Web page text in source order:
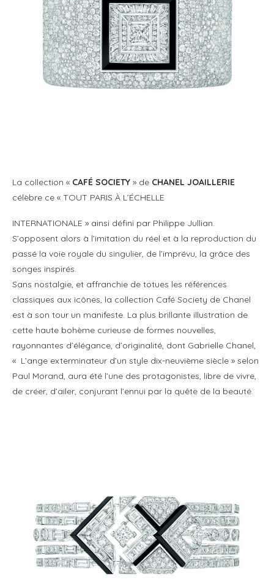
La collection « CAFÉ SOCIETY » de CHANEL JOAILLERIE
célèbre ce « TOUT PARIS À L’ÉCHELLE
INTERNATIONALE » ainsi défini par Philippe Jullian.
S’opposent alors à l’imitation du réel et à la reproduction du
passé la voie royale du singulier, de l’imprévu, la grâce des
songes inspirés.
Sans nostalgie, et affranchie de totues les références
classiques aux icônes, la collection Café Society de Chanel
est à son tour un manifeste. La plus brillante illustration de
cette haute bohème curieuse de formes nouvelles,
rayonnantes d’élégance, d’originalité, dont Gabrielle Chanel,
« L’ange exterminateur d’un style dix-neuvième siècle » selon
Paul Morand, aura été l’une des protagonistes, libre de vivre,
de créer, d’ailer, conjurant l’ennui par la quête de la beauté.